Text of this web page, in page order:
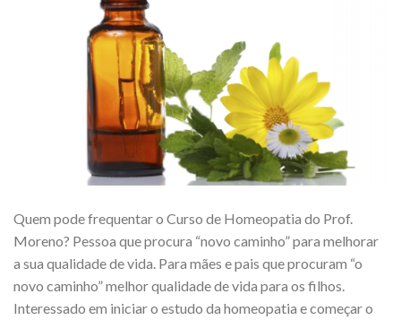
Quem pode frequentar o Curso de Homeopatia do Prof.
Moreno? Pessoa que procura “novo caminho” para melhorar
a sua qualidade de vida. Para mães e pais que procuram “o
novo caminho” melhor qualidade de vida para os filhos.
Interessado em iniciar o estudo da homeopatia e começar o